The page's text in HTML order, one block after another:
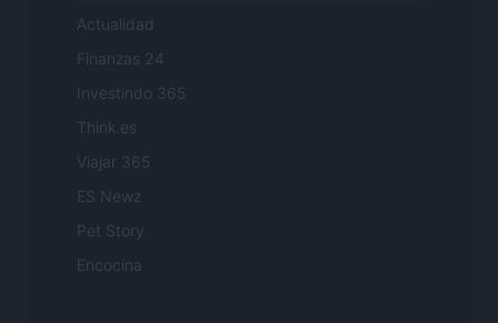
Actualidad
Finanzas 24
Investindo 365
Think.es
Viajar 365
ES Newz
Pet Story
Encocina